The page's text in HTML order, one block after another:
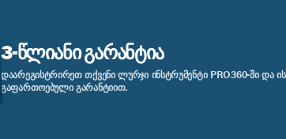
3-ᲬᲚᲘᲐᲜᲘ ᲒᲐᲠᲐᲜᲢᲘᲐ
ᲓᲐᲐᲠᲔᲒᲘᲡᲢᲠᲘᲠᲔᲗ ᲗᲥᲕᲔᲜᲘ ᲚᲣᲠᲯᲘ ᲘᲜᲡᲢᲠᲣᲛᲔᲜᲢᲘ PRO360-ᲨᲘ ᲓᲐ
ᲒᲐᲤᲐᲠᲗᲝᲔᲑᲣᲚᲘ ᲒᲐᲠᲐᲜᲢᲘᲘᲗ.